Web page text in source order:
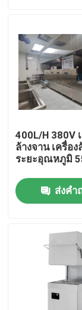
เกี่ยวกับเรา
ทัวร์โรงงาน
ควบคุมคุณภ
ติดต่อเรา
ขออ้าง
เครื่องล้างจา
เครื่องล้างจ
400L/H 380V
ล้างจาน เครื่อง
ระยะอุณหภูมิ
ส่งคำ